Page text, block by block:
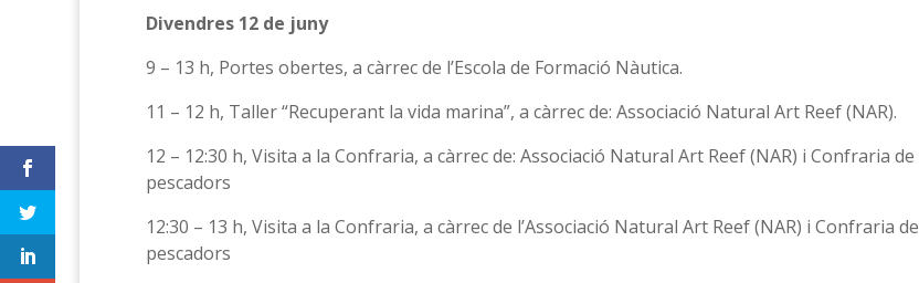
Divendres 12 de juny
9 – 13 h, Portes obertes, a càrrec de l’Escola de Formació Nàutica.
11 – 12 h, Taller “Recuperant la vida marina”, a càrrec de: Associació Natural Art Reef (NAR).
12 – 12:30 h, Visita a la Confraria, a càrrec de: Associació Natural Art Reef (NAR) i Confraria de
pescadors
12:30 – 13 h, Visita a la Confraria, a càrrec de l’Associació Natural Art Reef (NAR) i Confraria de
pescadors